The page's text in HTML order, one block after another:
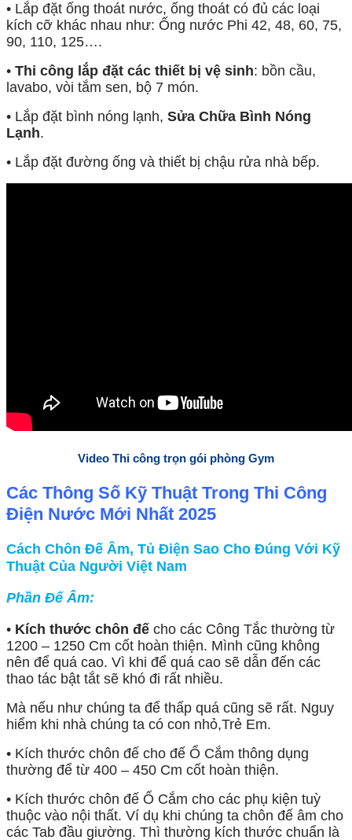
• Lắp đặt ống thoát nước, ống thoát có đủ các loại
kích cỡ khác nhau như: Ống nước Phi 42, 48, 60, 75,
90, 110, 125….
• Thi công lắp đặt các thiết bị vệ sinh: bồn cầu,
lavabo, vòi tắm sen, bộ 7 món.
• Lắp đặt bình nóng lạnh, Sửa Chữa Bình Nóng
Lạnh.
• Lắp đặt đường ống và thiết bị chậu rửa nhà bếp.
Video Thi công trọn gói phòng Gym
Các Thông Số Kỹ Thuật Trong Thi Công
Điện Nước Mới Nhất 2025
Cách Chôn Đế Âm, Tủ Điện Sao Cho Đúng Với Kỹ
Thuật Của Người Việt Nam
Phần Đế Âm:
• Kích thước chôn đế cho các Công Tắc thường từ
1200 – 1250 Cm cốt hoàn thiện. Mình cũng không
nên để quá cao. Vì khi để quá cao sẽ dẫn đến các
thao tác bật tắt sẽ khó đi rất nhiều.
Mà nếu như chúng ta để thấp quá cũng sẽ rất. Nguy
hiểm khi nhà chúng ta có con nhỏ,Trẻ Em.
• Kích thước chôn đế cho đế Ổ Cắm thông dụng
thường để từ 400 – 450 Cm cốt hoàn thiện.
• Kích thước chôn đế Ổ Cắm cho các phụ kiện tuỳ
thuộc vào nội thất. Ví dụ khi chúng ta chôn đế âm cho
các Tab đầu giường. Thì thường kích thước chuẩn là